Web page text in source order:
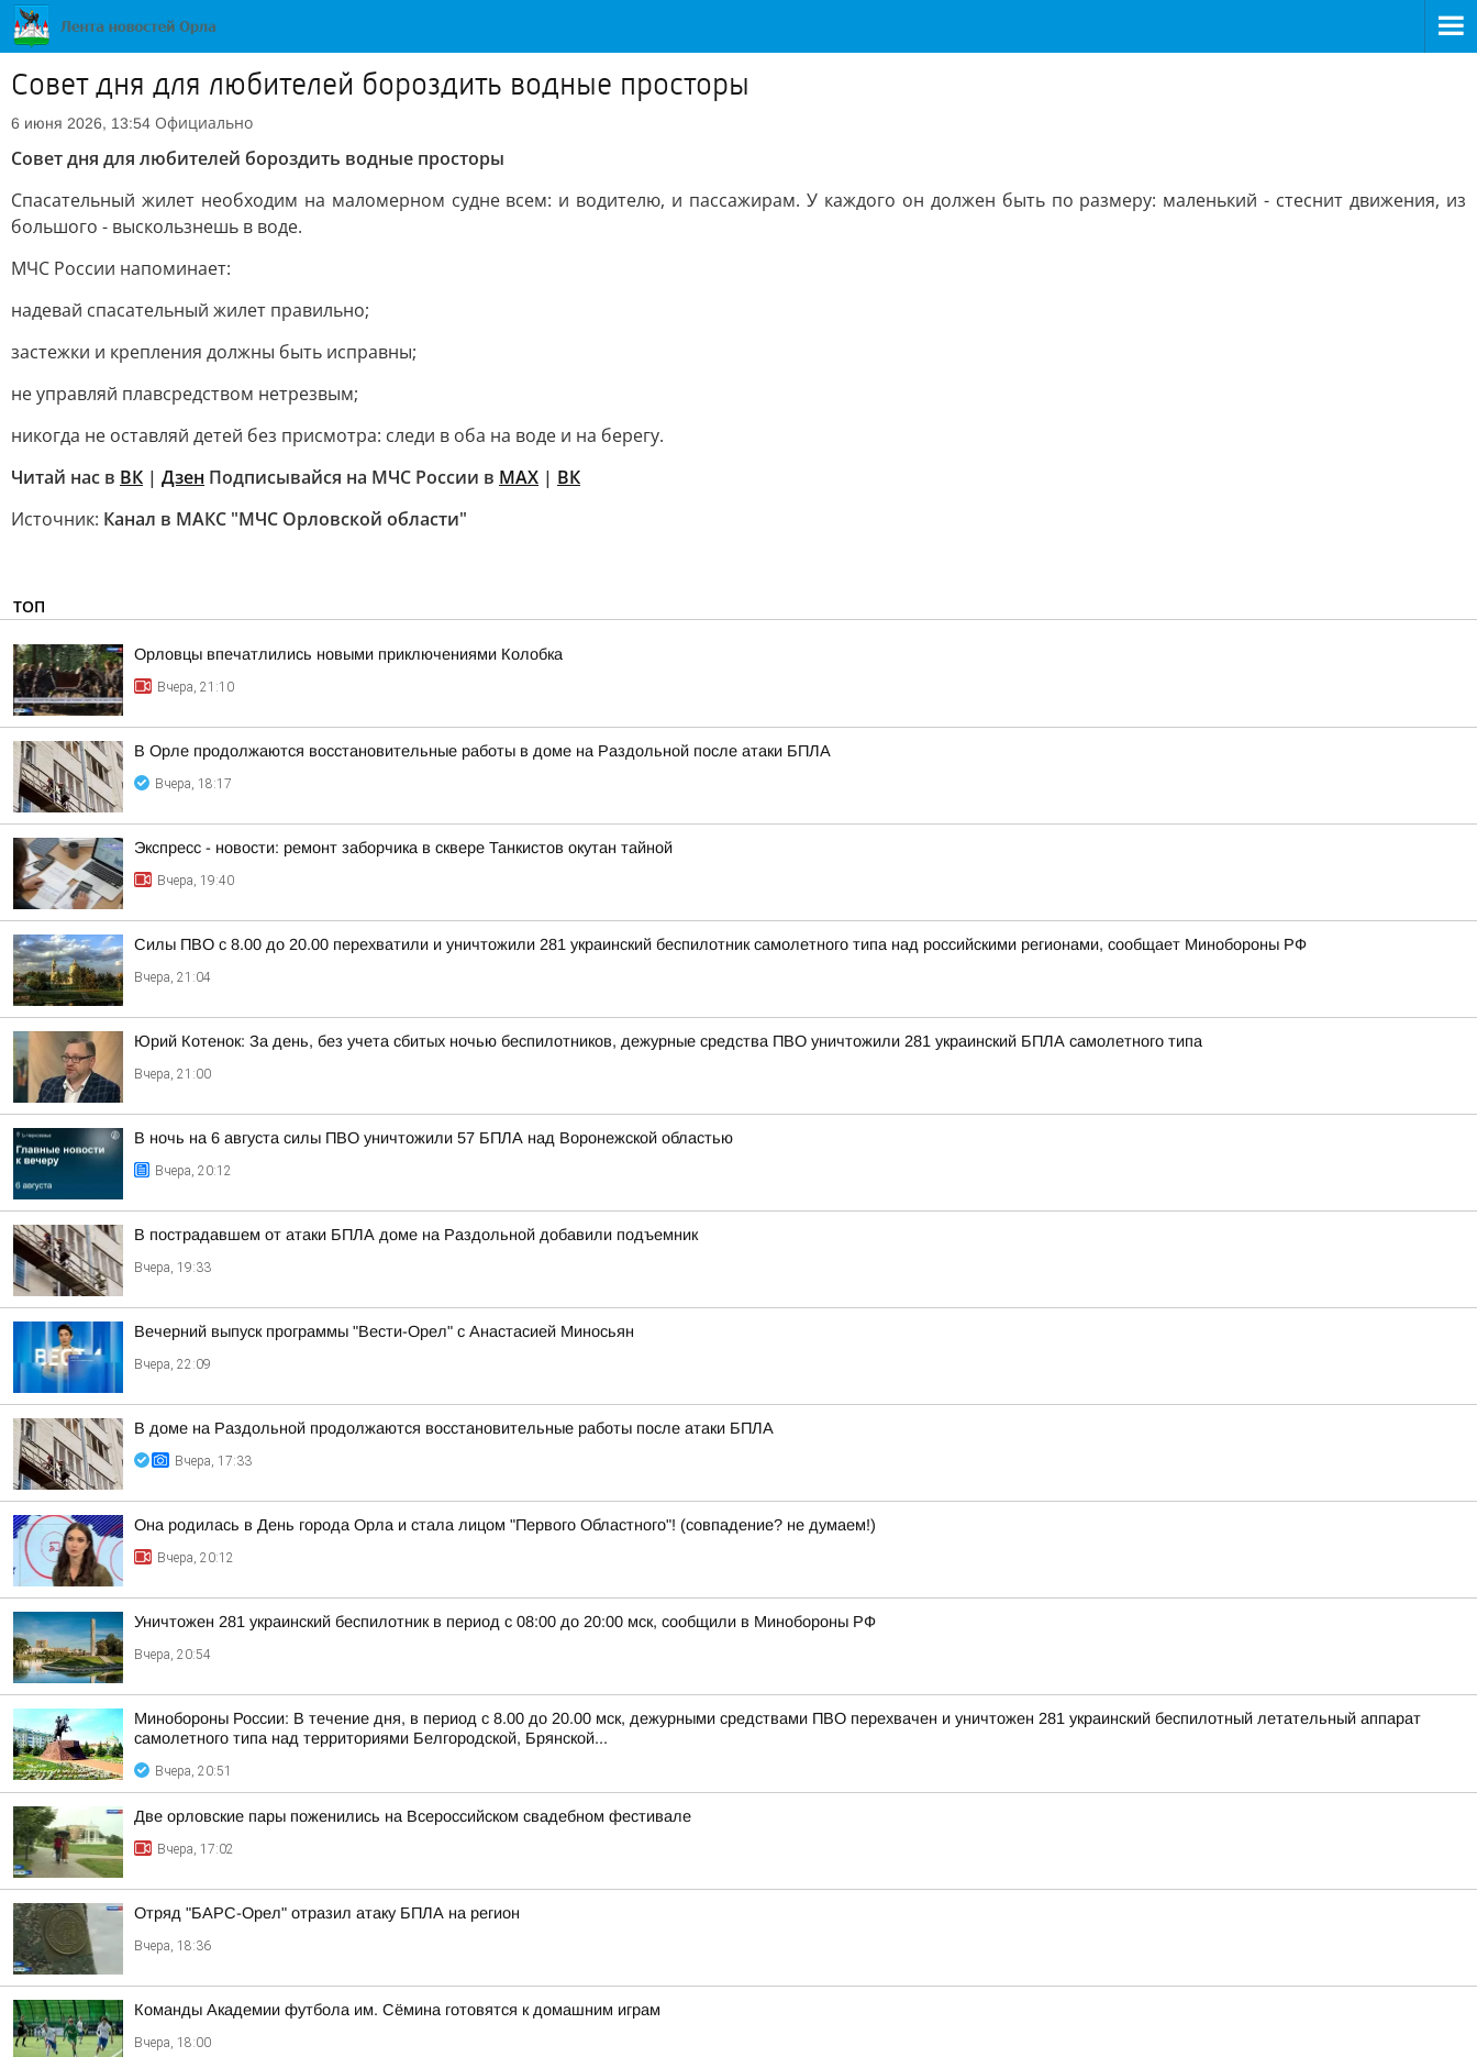
Совет дня для любителей бороздить водные просторы
6 июня 2026, 13:54 Официально
Совет дня для любителей бороздить водные просторы
Спасательный жилет необходим на маломерном судне всем: и водителю, и пассажирам. У каждого он должен быть по размеру: маленький - стеснит движения, из
большого - выскользнешь в воде.
МЧС России напоминает:
надевай спасательный жилет правильно;
застежки и крепления должны быть исправны;
не управляй плавсредством нетрезвым;
никогда не оставляй детей без присмотра: следи в оба на воде и на берегу.
Читай нас в ВК | Дзен Подписывайся на МЧС России в MAX | ВК
Источник: Канал в МАКС "МЧС Орловской области"
ТОП
Орловцы впечатлились новыми приключениями Колобка
Вчера, 21:10
В Орле продолжаются восстановительные работы в доме на Раздольной после атаки БПЛА
Вчера, 18:17
Экспресс - новости: ремонт заборчика в сквере Танкистов окутан тайной
Вчера, 19:40
Силы ПВО с 8.00 до 20.00 перехватили и уничтожили 281 украинский беспилотник самолетного типа над российскими регионами, сообщает Минобороны РФ
Вчера, 21:04
Юрий Котенок: За день, без учета сбитых ночью беспилотников, дежурные средства ПВО уничтожили 281 украинский БПЛА самолетного типа
Вчера, 21:00
В ночь на 6 августа силы ПВО уничтожили 57 БПЛА над Воронежской областью
Вчера, 20:12
В пострадавшем от атаки БПЛА доме на Раздольной добавили подъемник
Вчера, 19:33
Вечерний выпуск программы "Вести-Орел" с Анастасией Миносьян
Вчера, 22:09
В доме на Раздольной продолжаются восстановительные работы после атаки БПЛА
Вчера, 17:33
Она родилась в День города Орла и стала лицом "Первого Областного"! (совпадение? не думаем!)
Вчера, 20:12
Уничтожен 281 украинский беспилотник в период с 08:00 до 20:00 мск, сообщили в Минобороны РФ
Вчера, 20:54
Минобороны России: В течение дня, в период с 8.00 до 20.00 мск, дежурными средствами ПВО перехвачен и уничтожен 281 украинский беспилотный летательный аппарат
самолетного типа над территориями Белгородской, Брянской...
Вчера, 20:51
Две орловские пары поженились на Всероссийском свадебном фестивале
Вчера, 17:02
Отряд "БАРС-Орел" отразил атаку БПЛА на регион
Вчера, 18:36
Команды Академии футбола им. Сёмина готовятся к домашним играм
Вчера, 18:00